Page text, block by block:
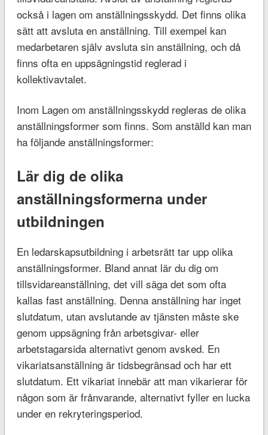
också i lagen om anställningsskydd. Det finns olika
sätt att avsluta en anställning. Till exempel kan
medarbetaren själv avsluta sin anställning, och då
finns ofta en uppsägningstid reglerad i
kollektivavtalet.
Inom Lagen om anställningsskydd regleras de olika
anställningsformer som finns. Som anställd kan man
ha följande anställningsformer:
Lär dig de olika
anställningsformerna under
utbildningen
En ledarskapsutbildning i arbetsrätt tar upp olika
anställningsformer. Bland annat lär du dig om
tillsvidareanställning, det vill säga det som ofta
kallas fast anställning. Denna anställning har inget
slutdatum, utan avslutande av tjänsten måste ske
genom uppsägning från arbetsgivar- eller
arbetstagarsida alternativt genom avsked. En
vikariatsanställning är tidsbegränsad och har ett
slutdatum. Ett vikariat innebär att man vikarierar för
någon som är frånvarande, alternativt fyller en lucka
under en rekryteringsperiod.